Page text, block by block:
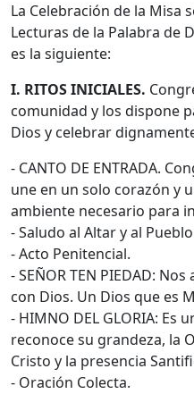
La Celebración de la Misa
Lecturas de la Palabra de
es la siguiente:
I. RITOS INICIALES.
comunidad y los dispone
Dios y celebrar
- CANTO DE ENTRADA.
une en un solo corazón y
ambiente necesario para
- Saludo al Altar y al
- Acto Penitencial.
- SEÑOR TEN PIEDAD:
con Dios. Un Dios que es
- HIMNO DEL GLORIA: Es
reconoce su grandeza, la
Cristo y la presencia
- Oración Colecta.